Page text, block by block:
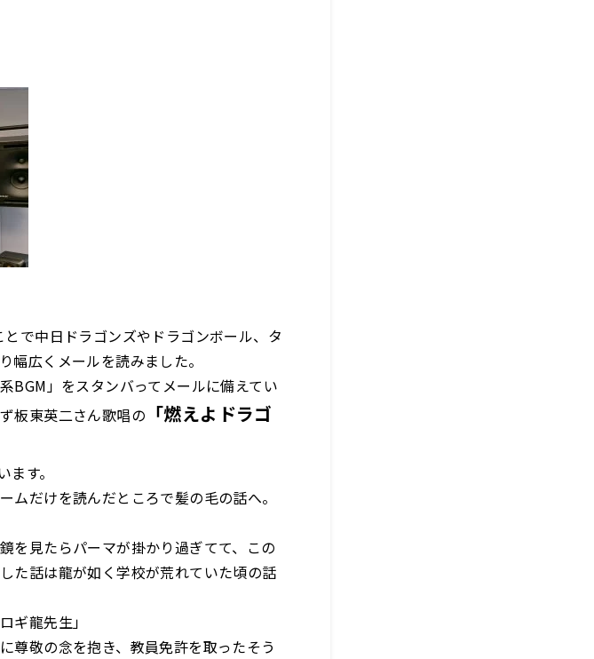
で中日ドラゴンズやドラゴンボール、タ
幅広くメールを読みました。
BGM」をスタンバってメールに備えてい
板東英二さん歌唱の 「燃えよドラゴ
す。
ムだけを読んだところで髪の毛の話へ。
を見たらパーマが掛かり過ぎてて、この
た話は龍が如く学校が荒れていた頃の話
ギ龍先生」
尊敬の念を抱き、教員免許を取ったそう